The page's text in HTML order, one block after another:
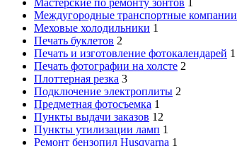
Междугородные транспортные компании
Меховые холодильники 1
Печать буклетов 2
Печать и изготовление фотокалендарей 1
Печать фотографии на холсте 2
Плоттерная резка 3
Подключение электроплиты 2
Предметная фотосъемка 1
Пункты выдачи заказов 12
Пункты утилизации ламп 1
Ремонт бензопил Husqvarna 1